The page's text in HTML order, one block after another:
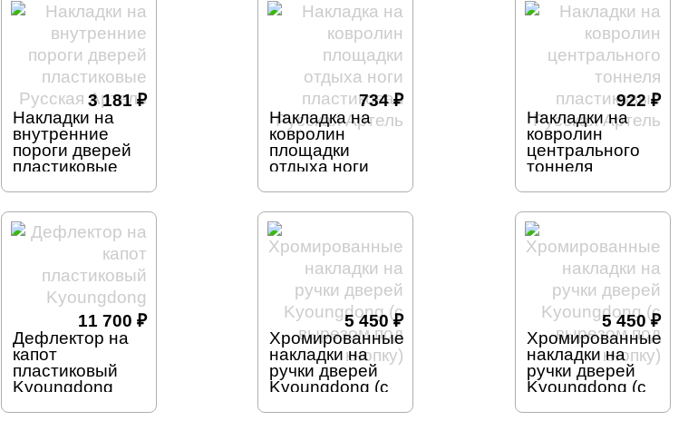
Накладки на
внутренние
пороги дверей
пластиковые
3 181₽
Накладка на
ковролин
площадки
отдыха ноги
Русская Артель
734₽
Накладки на
ковролин
центрального
тоннеля
Русская Артель
922₽
Дефлектор на
капот
пластиковый
Kyoungdong
11 700 ₽
Хромированные
накладки на
ручки дверей
Kyoungdong (с
5 450₽
Хромированные
накладки на
ручки дверей
Kyoungdong (с
5 450₽